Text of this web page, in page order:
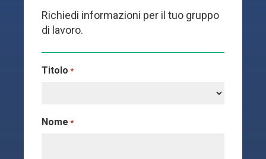
Richiedi informazioni per il tuo gruppo
di lavoro.
Titolo *
Nome *